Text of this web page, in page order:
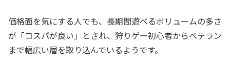
価格面を気にする人でも、長期間遊べるボリュームの多さ
が「コスパが良い」とされ、狩りゲー初心者からベテラン
まで幅広い層を取り込んでいるようです。